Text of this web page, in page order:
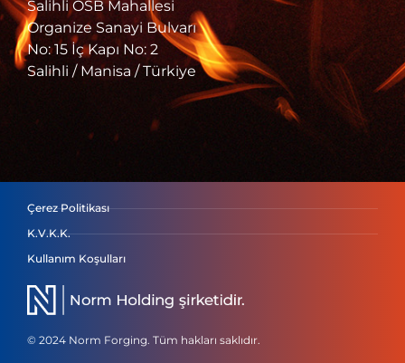
Salihli OSB Mahallesi
Organize Sanayi Bulvarı
No: 15 İç Kapı No: 2
Salihli / Manisa / Türkiye
© 2024 Norm Forging. Tüm hakları saklıdır.
Çerez Politikası
K.V.K.K.
Kullanım Koşulları